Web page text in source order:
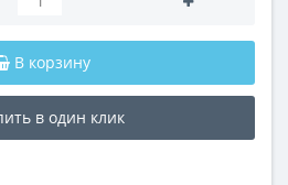
В корзину
в один клик